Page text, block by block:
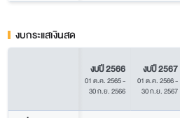
งบกระแสเงินสด
งบปี 2566
01 ต.ค. 2565-
30 ก.ย. 2566
งบปี 2567
01 ต.ค. 2566-
30 ก.ย. 2567